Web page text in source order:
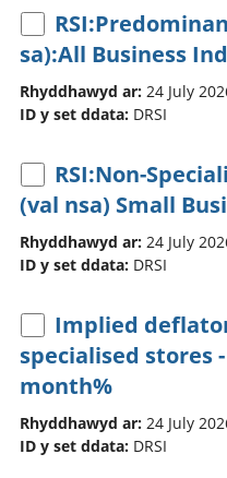
sa):All Business
Rhyddhawyd ar: 24 July
ID y set ddata: DRSI
RSI:Non-
(val nsa) Small
Rhyddhawyd ar: 24 July
ID y set ddata: DRSI
Implied
specialised stores
month%
Rhyddhawyd ar: 24 July
ID y set ddata: DRSI